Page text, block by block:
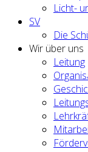
Licht-
SV
Die
Wir über uns
Leitung